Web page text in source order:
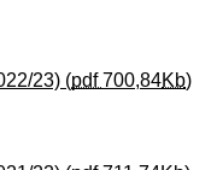
23) (pdf700,84Kb)